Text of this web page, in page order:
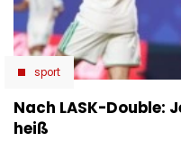
sport
Nach LASK-Double:
heiß